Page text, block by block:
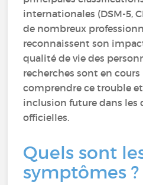
internationales (DSM-5,
de nombreux
reconnaissent son
qualité de vie des
recherches sont en
comprendre ce trouble
inclusion future dans les
officielles.
Quels sont
symptômes ?